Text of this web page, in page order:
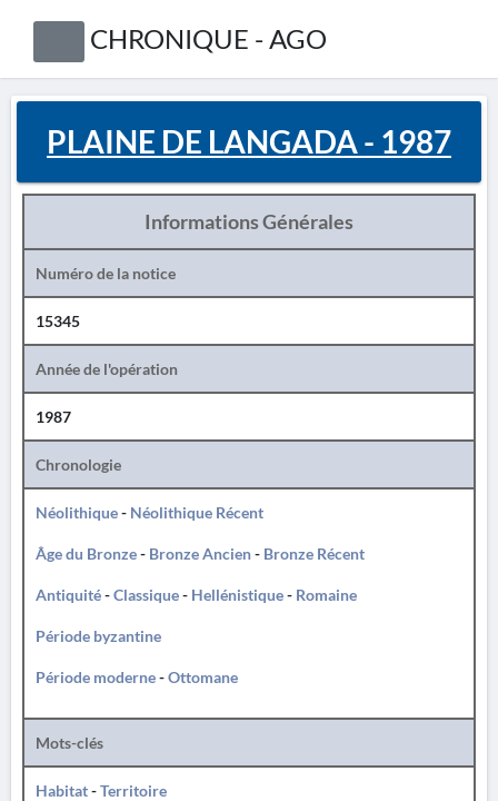
CHRONIQUE - AGO
PLAINE DE LANGADA - 1987
Informations Générales
Numéro de la notice
15345
Année de l'opération
1987
Chronologie
Néolithique- Néolithique Récent
Âge du Bronze- Bronze Ancien- Bronze Récent
Antiquité-Classique- Hellénistique- Romaine
Période byzantine
Période moderne-Ottomane
Mots-clés
Habitat-Territoire